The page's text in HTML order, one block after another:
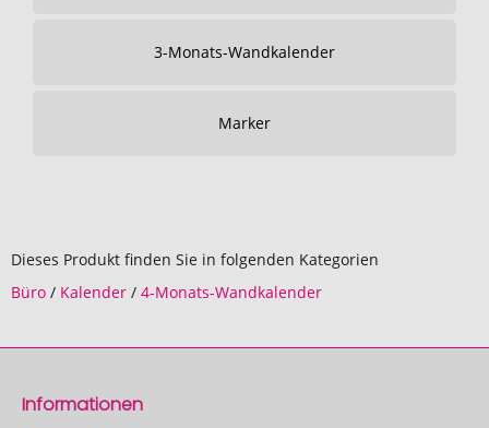
3-Monats-Wandkalender
Marker
Dieses Produkt finden Sie in folgenden Kategorien
Büro / Kalender / 4-Monats-Wandkalender
Informationen